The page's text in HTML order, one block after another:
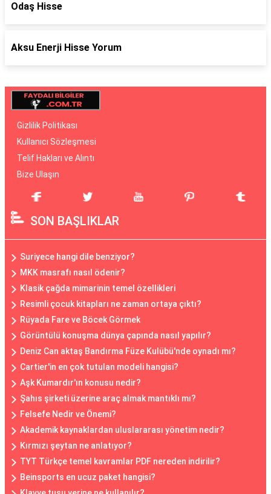
Odaş Hisse
Aksu Enerji Hisse Yorum
Gizlilik Politikası
Kullanıcı Sözleşmesi
Telif Hakları ve Alıntı
Bize Ulaşın
SON BAŞLIKLAR
Suriyece hangi dile benziyor?
MKK masrafı nasıl ödenir?
Klasik çağda mimarinin temel özellikleri
Resimli çocuk kitapları ne zaman ortaya çıktı?
Rüyada Fare ve Böcek Görmek
Görüntülü konuşma dünya çapında nasıl yapılır?
Deniz Can aktaş Bandırma Füze Kulübü'nde oynadı mı?
Cartier'in en çok tutulan modeli hangisi?
Aşk Kumardır'ın konusu nedir?
Şahıs şirketi üzerine araç almak mantıklı mı?
Felsefe Nedir ve Önemi?
Akademik kaynaklardan uluslararası yönetim nedir?
Kırmızı şeytan ne anlatıyor?
TYT Türkçe temel kavramlar PDF nereden indirilir?
Beinsports en ucuz paket hangisi?